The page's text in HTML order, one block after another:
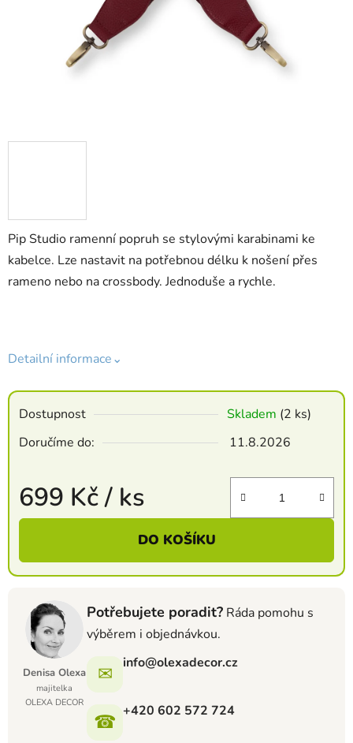
Pip Studio ramenní popruh se stylovými karabinami ke
kabelce. Lze nastavit na potřebnou délku k nošení přes
rameno nebo na crossbody. Jednoduše a rychle.
Detailní informace⌄
Dostupnost Skladem (2 ks)
Doručíme do:
11.8.2026
699 Kč/ ks
Měrná cena:
DO KOŠÍKU
Denisa Olexa
majitelka
OLEXA DECOR
Potřebujete poradit? Ráda pomohu s
výběrem i objednávkou.
✉ info@olexadecor.cz
☎ +420 602 572 724